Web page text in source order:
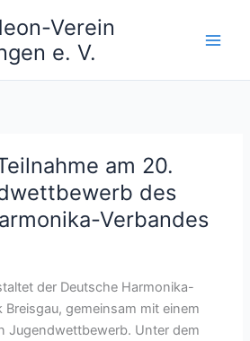
Verein
e. V.
am 20.
des
Verbandes
der Deutsche Harmonika-
Breisgau, gemeinsam mit einem
Jugendwettbewerb. Unter dem